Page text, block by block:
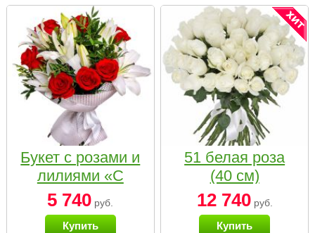
Букет с розами и
лилиями «С
наилучшими
пожеланиями»
5 740 руб.
Купить
51 белая роза
(40 см)
12 740руб.
Купить